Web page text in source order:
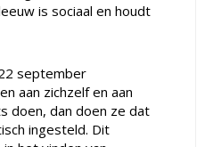
is sociaal en houdt
september
aan zichzelf en aan
doen, dan doen ze dat
ingesteld. Dit